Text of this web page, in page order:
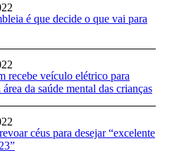
é que decide o que vai para
recebe veículo elétrico para
da saúde mental das crianças
céus para desejar “excelente